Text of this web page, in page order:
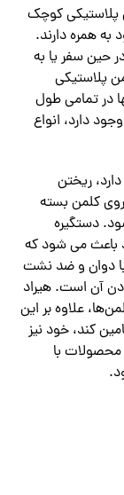
پلاستیکی کوچک
به همره دارند.
حین سفر یا به
پلاستیکی
در تمامی طول
دارد، انواع
ریختن
کلمن بسته
دستگیره
باعث می شود که
دوان و ضد نشت
آن است. هیراد
علاوه بر این
کند، خود نیز
محصولات با